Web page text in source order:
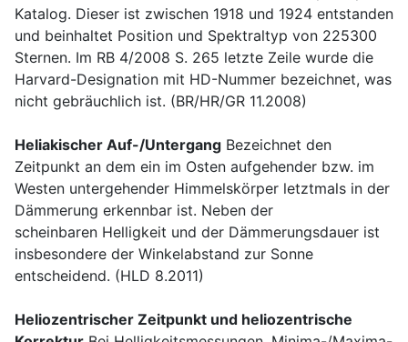
Katalog. Dieser ist zwischen 1918 und 1924 entstanden
und beinhaltet Position und Spektraltyp von 225300
Sternen. Im RB 4/2008 S. 265 letzte Zeile wurde die
Harvard-Designation mit HD-Nummer bezeichnet, was
nicht gebräuchlich ist. (BR/HR/GR 11.2008)
Heliakischer Auf-/Untergang Bezeichnet den
Zeitpunkt an dem ein im Osten aufgehender bzw. im
Westen untergehender Himmelskörper letztmals in der
Dämmerung erkennbar ist. Neben der
scheinbaren Helligkeit und der Dämmerungsdauer ist
insbesondere der Winkelabstand zur Sonne
entscheidend. (HLD 8.2011)
Heliozentrischer Zeitpunkt und heliozentrische